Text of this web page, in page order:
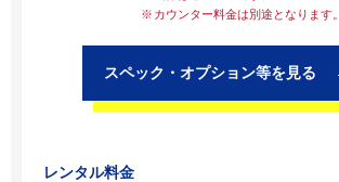
カウンター料金は別途となります。
スペック・オプション等を見る
レンタル料金